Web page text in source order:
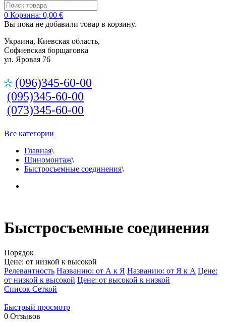
0 Корзина: 0,00 €
Вы пока не добавили товар в корзину.
Украина, Киевская область,
Софиевская борщаговка
ул. Яровая 76
(096)345-60-00
(095)345-60-00
(073)345-60-00
Все категории
Главная\
Шиномонтаж\
Быстросъемные соединения\
Быстросъемные соединения
Порядок
Цене: от низкой к высокой
Релевантность Названию: от А к Я Названию: от Я к А Цене:
от низкой к высокой Цене: от высокой к низкой
Список Сеткой
Быстрый просмотр
0 Отзывов